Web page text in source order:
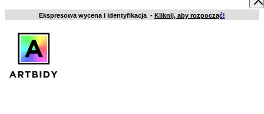
Ekspresowa wycena i identyfikacja - Kliknij, aby rozpocząć!